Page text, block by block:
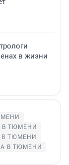
в жизни
В ТЮМЕНИ
В ТЮМЕНИ
В ТЮМЕНИ